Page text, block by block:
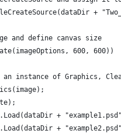
+
and define canvas size
600, 600))
instance of Graphics,
+
+